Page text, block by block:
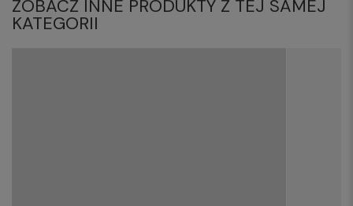
ZOBACZ INNE PRODUKTY Z TEJ SAMEJ
KATEGORII